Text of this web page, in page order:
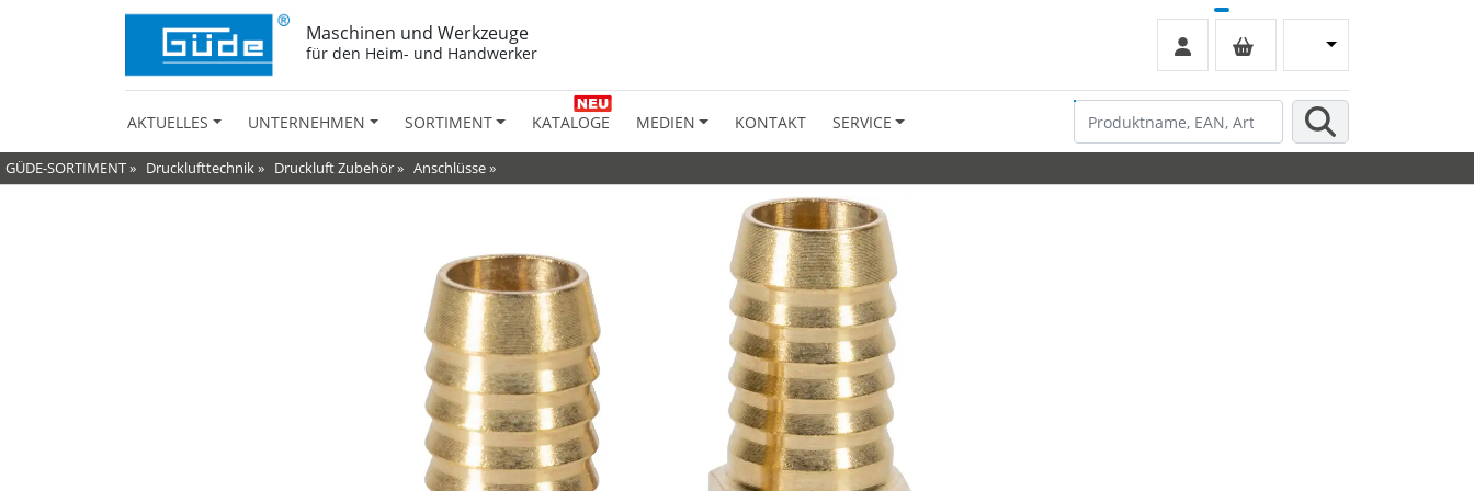
Maschinen und Werkzeuge
für den Heim- und Handwerker
AKTUELLES UNTERNEHMEN SORTIMENT KATALOGE MEDIEN KONTAKT SERVICE
GÜDE-SORTIMENT» Drucklufttechnik» Druckluft Zubehör» Anschlüsse»